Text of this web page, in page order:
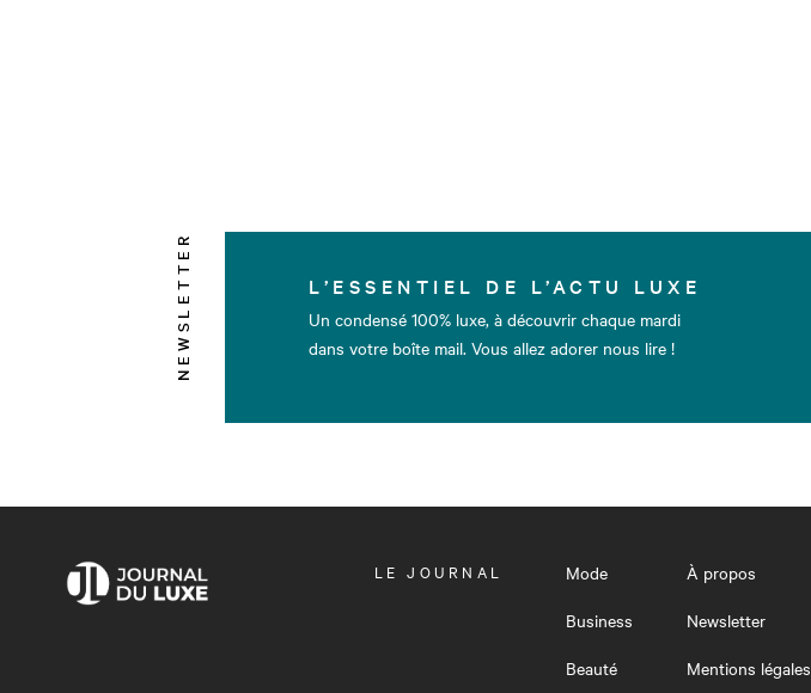
NEWSLETTER L’ESSENTIEL DE L’ACTU LUXE
Un condensé 100% luxe, à découvrir chaque mardi
dans votre boîte mail. Vous allez adorer nous lire !
OUVRIR
LE JOURNAL
Mode
Business
Beauté
À propos
Newsletter
Mentions légales